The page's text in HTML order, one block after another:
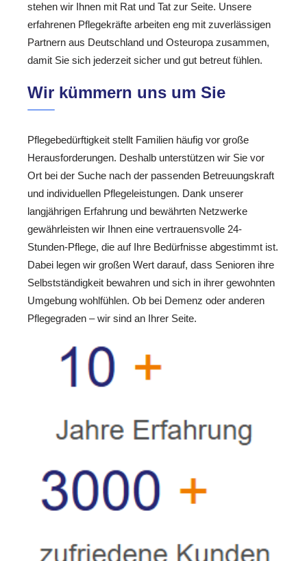
stehen wir Ihnen mit Rat und Tat zur Seite. Unsere
erfahrenen Pflegekräfte arbeiten eng mit zuverlässigen
Partnern aus Deutschland und Osteuropa zusammen,
damit Sie sich jederzeit sicher und gut betreut fühlen.
Wir kümmern uns um Sie
Pflegebedürftigkeit stellt Familien häufig vor große
Herausforderungen. Deshalb unterstützen wir Sie vor
Ort bei der Suche nach der passenden Betreuungskraft
und individuellen Pflegeleistungen. Dank unserer
langjährigen Erfahrung und bewährten Netzwerke
gewährleisten wir Ihnen eine vertrauensvolle 24-
Stunden-Pflege, die auf Ihre Bedürfnisse abgestimmt ist.
Dabei legen wir großen Wert darauf, dass Senioren ihre
Selbstständigkeit bewahren und sich in ihrer gewohnten
Umgebung wohlfühlen. Ob bei Demenz oder anderen
Pflegegraden – wir sind an Ihrer Seite.